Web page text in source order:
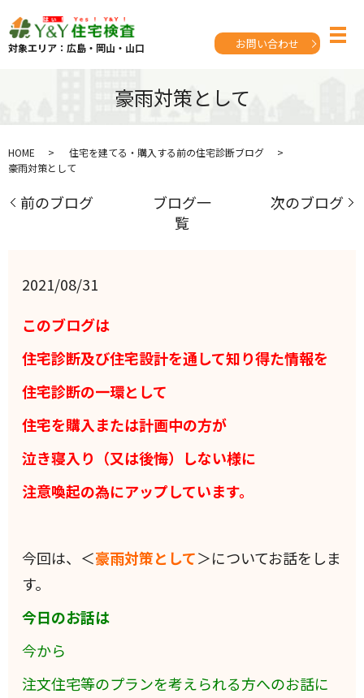
対象エリア：広島・岡山・山口 お問い合わせ
豪雨対策として
HOME
住宅を建てる・購入する前の住宅診断ブログ
豪雨対策として
前のブログ
ブログ一
覧
次のブログ
2021/08/31
このブログは
住宅診断及び住宅設計を通して知り得た情報を
住宅診断の一環として
住宅を購入または計画中の方が
泣き寝入り（又は後悔）しない様に
注意喚起の為にアップしています。
今回は、＜豪雨対策として＞についてお話をしま
す。
今日のお話は
今から
注文住宅等のプランを考えられる方へのお話に